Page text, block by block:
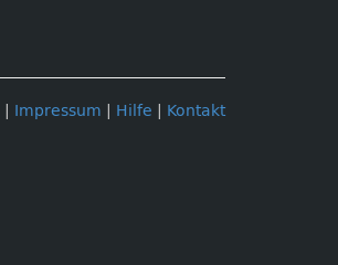
Impressum Hilfe Kontakt